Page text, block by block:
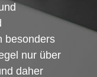
besonders
nur über
daher